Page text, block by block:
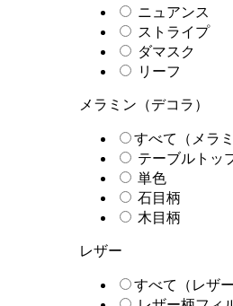
ニュアンス
ストライプ
ダマスク
リーフ
メラミン（デコラ）
すべて（メラ
テーブルトッ
単色
石目柄
木目柄
レザー
すべて（レザー